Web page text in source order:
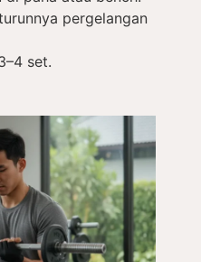
pergelangan
set.